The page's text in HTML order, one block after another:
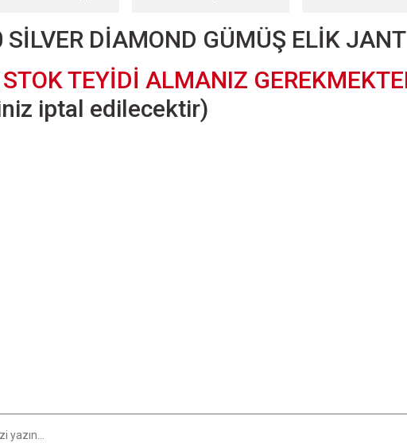
DİAMOND GÜMÜŞ ELİK JANT
TEYİDİ ALMANIZ
iptal edilecektir)